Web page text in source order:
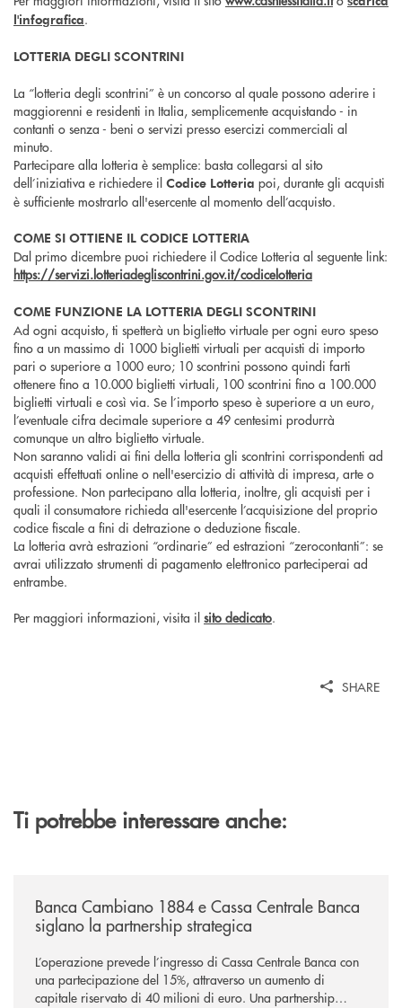
l'infografica.
LOTTERIA DEGLI SCONTRINI
La “lotteria degli scontrini” è un concorso al quale possono aderire i
maggiorenni e residenti in Italia, semplicemente acquistando - in
contanti o senza - beni o servizi presso esercizi commerciali al
minuto.
Partecipare alla lotteria è semplice: basta collegarsi al sito
dell’iniziativa e richiedere il Codice Lotteria poi, durante gli acquisti
è sufficiente mostrarlo all'esercente al momento dell’acquisto.
COME SI OTTIENE IL CODICE LOTTERIA
Dal primo dicembre puoi richiedere il Codice Lotteria al seguente link:
https://servizi.lotteriadegliscontrini.gov.it/codicelotteria
COME FUNZIONE LA LOTTERIA DEGLI SCONTRINI
Ad ogni acquisto, ti spetterà un biglietto virtuale per ogni euro speso
fino a un massimo di 1000 biglietti virtuali per acquisti di importo
pari o superiore a 1000 euro; 10 scontrini possono quindi farti
ottenere fino a 10.000 biglietti virtuali, 100 scontrini fino a 100.000
biglietti virtuali e così via. Se l’importo speso è superiore a un euro,
l’eventuale cifra decimale superiore a 49 centesimi produrrà
comunque un altro biglietto virtuale.
Non saranno validi ai fini della lotteria gli scontrini corrispondenti ad
acquisti effettuati online o nell'esercizio di attività di impresa, arte o
professione. Non partecipano alla lotteria, inoltre, gli acquisti per i
quali il consumatore richieda all'esercente l’acquisizione del proprio
codice fiscale a fini di detrazione o deduzione fiscale.
La lotteria avrà estrazioni “ordinarie” ed estrazioni “zerocontanti”: se
avrai utilizzato strumenti di pagamento elettronico parteciperai ad
entrambe.
Per maggiori informazioni, visita il sito dedicato.
SHARE
Ti potrebbe interessare anche:
Banca Cambiano 1884 e Cassa Centrale Banca
siglano la partnership strategica
L’operazione prevede l’ingresso di Cassa Centrale Banca con
una partecipazione del 15%, attraverso un aumento di
capitale riservato di 40 milioni di euro. Una partnership